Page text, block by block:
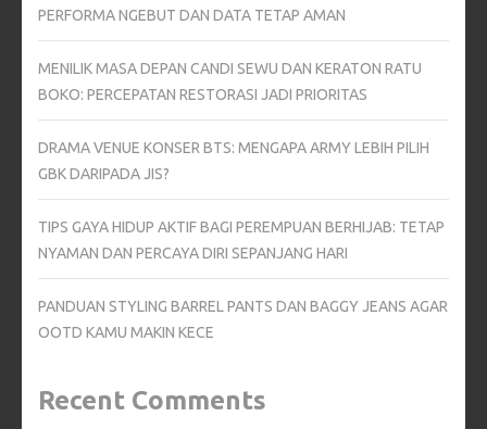
PERFORMA NGEBUT DAN DATA TETAP AMAN
MENILIK MASA DEPAN CANDI SEWU DAN KERATON RATU
BOKO: PERCEPATAN RESTORASI JADI PRIORITAS
DRAMA VENUE KONSER BTS: MENGAPA ARMY LEBIH PILIH
GBK DARIPADA JIS?
TIPS GAYA HIDUP AKTIF BAGI PEREMPUAN BERHIJAB: TETAP
NYAMAN DAN PERCAYA DIRI SEPANJANG HARI
PANDUAN STYLING BARREL PANTS DAN BAGGY JEANS AGAR
OOTD KAMU MAKIN KECE
Recent Comments